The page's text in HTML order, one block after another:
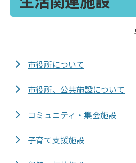
市役所について
市役所、公共施設について
コミュニティ・集会施設
子育て支援施設